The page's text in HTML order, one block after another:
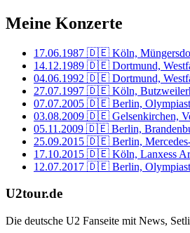
Meine Konzerte
17.06.1987 🇩🇪 Köln,
14.12.1989 🇩🇪 Dortmund,
04.06.1992 🇩🇪 Dortmund,
27.07.1997 🇩🇪 Köln,
07.07.2005 🇩🇪 Berlin,
03.08.2009 🇩🇪 Gelsenkirchen,
05.11.2009 🇩🇪 Berlin,
25.09.2015 🇩🇪 Berlin,
17.10.2015 🇩🇪 Köln, Lanxess
12.07.2017 🇩🇪 Berlin,
U2tour.de
Die deutsche U2 Fanseite mit News,